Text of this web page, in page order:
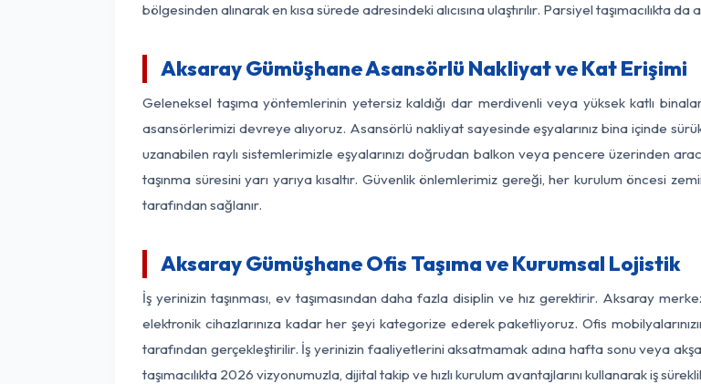
bölgesinden alınarak en kısa sürede adresindeki alıcısına ulaştırılır. Parsiyel taşımacılıkta
Aksaray Gümüşhane Asansörlü Nakliyat ve Kat Erişimi
Geleneksel taşıma yöntemlerinin yetersiz kaldığı dar merdivenli veya yüksek katlı
asansörlerimizi devreye alıyoruz. Asansörlü nakliyat sayesinde eşyalarınız bina içinde
uzanabilen raylı sistemlerimizle eşyalarınızı doğrudan balkon veya pencere üzerinden
taşınma süresini yarı yarıya kısaltır. Güvenlik önlemlerimiz gereği, her kurulum öncesi
tarafından sağlanır.
Aksaray Gümüşhane Ofis Taşıma ve Kurumsal Lojistik
İş yerinizin taşınması, ev taşımasından daha fazla disiplin ve hız gerektirir. Aksaray
elektronik cihazlarınıza kadar her şeyi kategorize ederek paketliyoruz. Ofis
tarafından gerçekleştirilir. İş yerinizin faaliyetlerini aksatmamak adına hafta sonu veya
taşımacılıkta 2026 vizyonumuzla, dijital takip ve hızlı kurulum avantajlarını kullanarak iş